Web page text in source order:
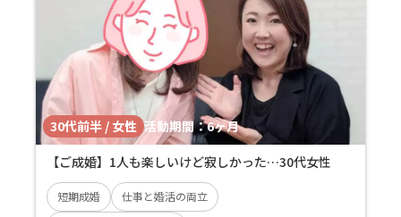
30代前半 / 女性 活動期間：6ヶ月
【ご成婚】1人も楽しいけど寂しかった…30代女性
短期成婚
仕事と婚活の両立